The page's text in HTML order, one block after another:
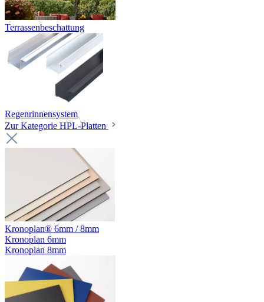
Terrassenbeschattung
Regenrinnensystem
Zur Kategorie HPL-Platten
Kronoplan® 6mm / 8mm
Kronoplan 6mm
Kronoplan 8mm